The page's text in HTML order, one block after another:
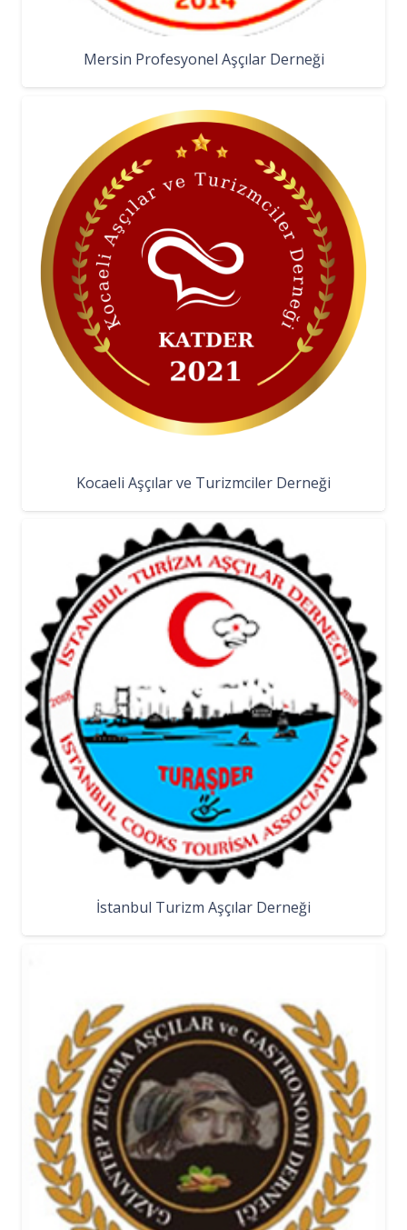
Mersin Profesyonel Aşçılar Derneği
Kocaeli Aşçılar ve Turizmciler Derneği
İstanbul Turizm Aşçılar Derneği